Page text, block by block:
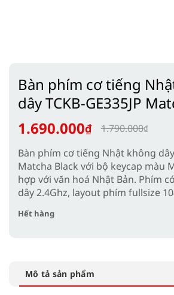
Bàn phím cơ tiếng
dây TCKB-GE335JP
1.790.000₫
gốc
là:
1.790.000₫.
1.690.000₫
hiện
tại
là:
1.690.000₫.
Bàn phím cơ tiếng Nhật không dây
Matcha Black với bộ keycap màu
hợp với văn hoá Nhật Bản. Phím
dây 2.4Ghz, layout phím fullsize
Hết hàng
Mô tả sản phẩm